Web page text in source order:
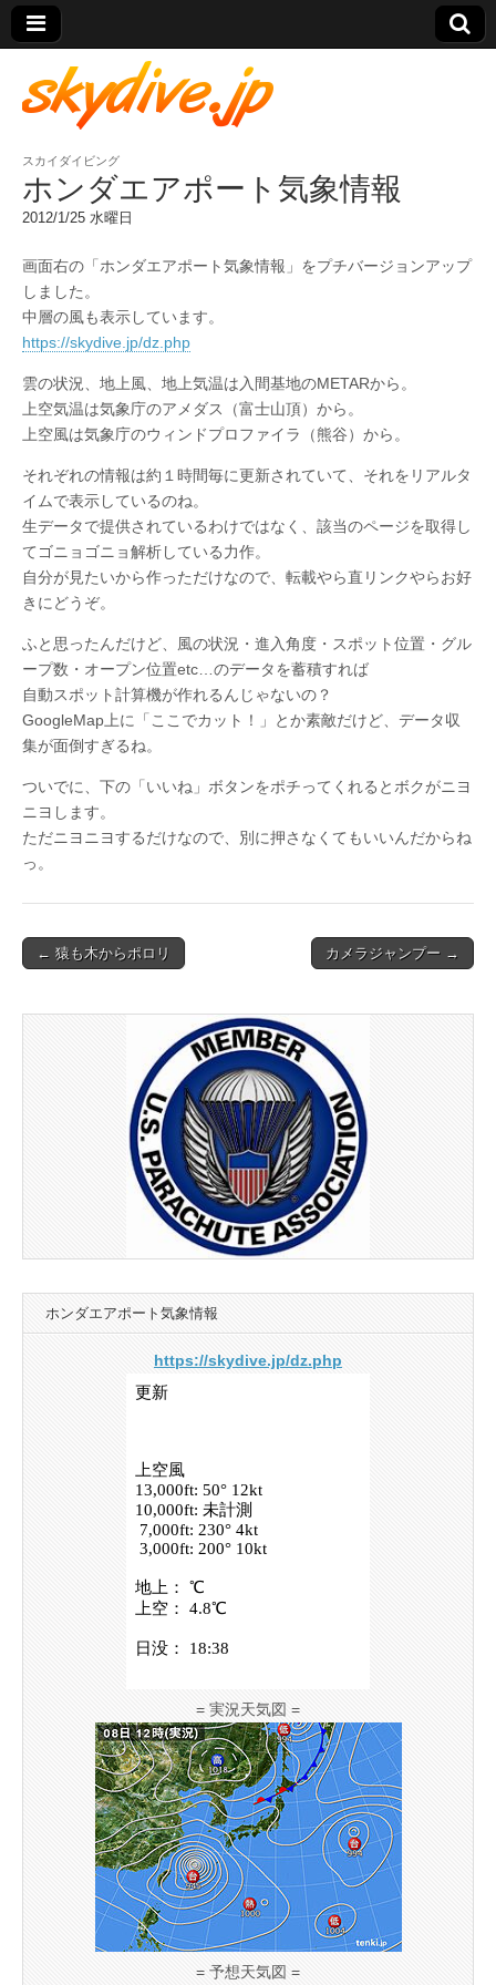
skydive.jp
スカイダイビング
ホンダエアポート気象情報
2012/1/25 水曜日
画面右の「ホンダエアポート気象情報」をプチバージョンアップ
しました。
中層の風も表示しています。
https://skydive.jp/dz.php
雲の状況、地上風、地上気温は入間基地のMETARから。
上空気温は気象庁のアメダス（富士山頂）から。
上空風は気象庁のウィンドプロファイラ（熊谷）から。
それぞれの情報は約１時間毎に更新されていて、それをリアルタ
イムで表示しているのね。
生データで提供されているわけではなく、該当のページを取得し
てゴニョゴニョ解析している力作。
自分が見たいから作っただけなので、転載やら直リンクやらお好
きにどうぞ。
ふと思ったんだけど、風の状況・進入角度・スポット位置・グル
ープ数・オープン位置etc…のデータを蓄積すれば
自動スポット計算機が作れるんじゃないの？
GoogleMap上に「ここでカット！」とか素敵だけど、データ収
集が面倒すぎるね。
ついでに、下の「いいね」ボタンをポチってくれるとボクがニヨ
ニヨします。
ただニヨニヨするだけなので、別に押さなくてもいいんだからね
っ。
Post
← 猿も木からポロリ カメラジャンプー →
ホンダエアポート気象情報
https://skydive.jp/dz.php
= 実況天気図 =
= 予想天気図 =